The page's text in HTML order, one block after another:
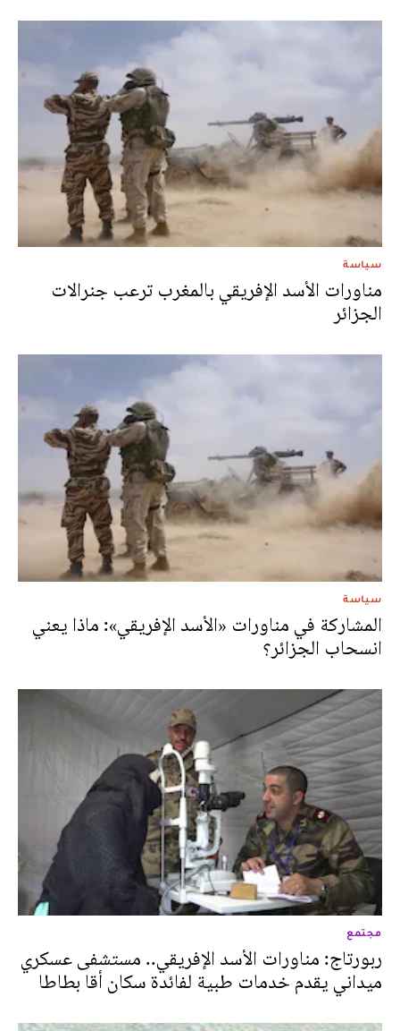
سياسة
مناورات الأسد الإفريقي بالمغرب ترعب جنرالات
الجزائر
سياسة
المشاركة في مناورات «الأسد الإفريقي»: ماذا يعني
انسحاب الجزائر؟
مجتمع
ربورتاج: مناورات الأسد الإفريقي.. مستشفى عسكري
ميداني يقدم خدمات طبية لفائدة سكان أقا بطاطا